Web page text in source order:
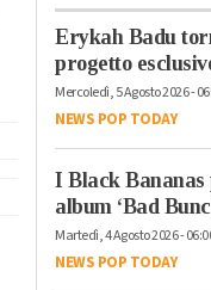
Erykah Badu
progetto
Mercoledì, 5 Agosto 2026 -
NEWS POP TODAY
I Black Bananas
album ‘Bad
Martedì, 4 Agosto 2026 -
NEWS POP TODAY